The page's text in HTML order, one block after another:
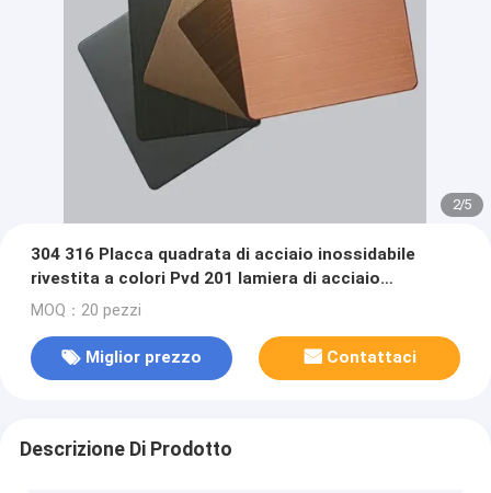
2/5
304 316 Placca quadrata di acciaio inossidabile
rivestita a colori Pvd 201 lamiera di acciaio
inossidabile 4X8Ft 304L AFP rivestimento
MOQ：20 pezzi
Miglior prezzo Contattaci
Descrizione Di Prodotto